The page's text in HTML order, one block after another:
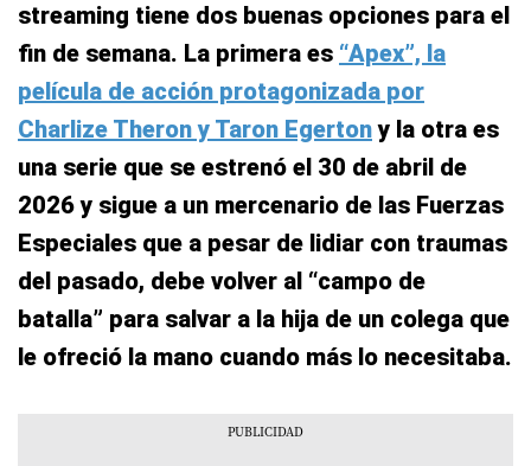
streaming tiene dos buenas opciones para el
fin de semana. La primera es “Apex”, la
película de acción protagonizada por
Charlize Theron y Taron Egertony la otra es
una serie que se estrenó el 30 de abril de
2026 y sigue a un mercenario de las Fuerzas
Especiales que a pesar de lidiar con traumas
del pasado, debe volver al “campo de
batalla” para salvar a la hija de un colega que
le ofreció la mano cuando más lo necesitaba.